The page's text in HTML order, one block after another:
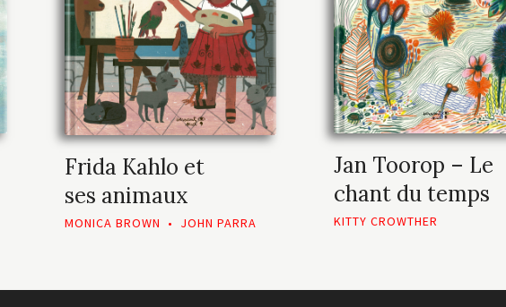
Frida Kahlo et
ses animaux
MONICA BROWN • JOHN PARRA
Jan Toorop – Le
chant du temps
KITTY CROWTHER